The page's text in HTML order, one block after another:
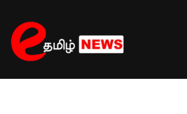
Skip
to
content